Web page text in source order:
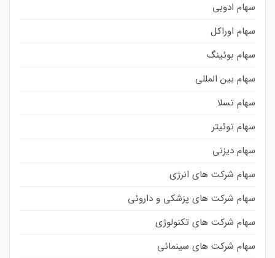
سهام ادوبی
سهام اوراکل
سهام بوئینگ
سهام بین المللی
سهام تسلا
سهام توئیتر
سهام دیزنی
سهام شرکت های انرژی
سهام شرکت های پزشکی و داروئی
سهام شرکت های تکنولوژی
سهام شرکت های سینمائی